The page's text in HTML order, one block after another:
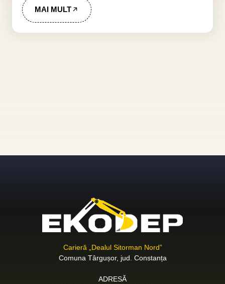
MAI MULT
Carieră „Dealul Sitorman Nord”
Comuna Târgușor, jud. Constanța
ADRESĂ